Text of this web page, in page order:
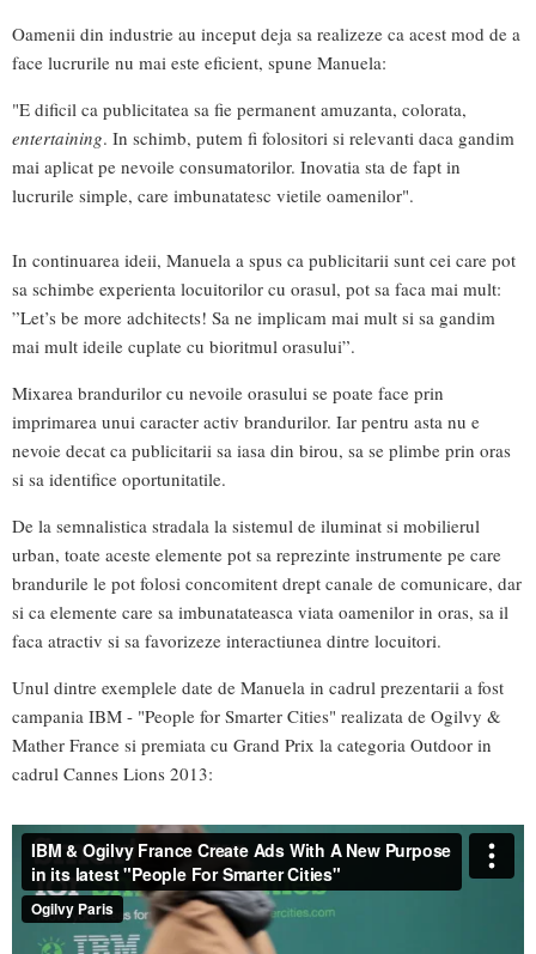
Oamenii din industrie au inceput deja sa realizeze ca acest mod de a
face lucrurile nu mai este eficient, spune Manuela:
"E dificil ca publicitatea sa fie permanent amuzanta, colorata,
entertaining. In schimb, putem fi folositori si relevanti daca gandim
mai aplicat pe nevoile consumatorilor. Inovatia sta de fapt in
lucrurile simple, care imbunatatesc vietile oamenilor".
In continuarea ideii, Manuela a spus ca publicitarii sunt cei care pot
sa schimbe experienta locuitorilor cu orasul, pot sa faca mai mult:
”Let’s be more adchitects! Sa ne implicam mai mult si sa gandim
mai mult ideile cuplate cu bioritmul orasului”.
Mixarea brandurilor cu nevoile orasului se poate face prin
imprimarea unui caracter activ brandurilor. Iar pentru asta nu e
nevoie decat ca publicitarii sa iasa din birou, sa se plimbe prin oras
si sa identifice oportunitatile.
De la semnalistica stradala la sistemul de iluminat si mobilierul
urban, toate aceste elemente pot sa reprezinte instrumente pe care
brandurile le pot folosi concomitent drept canale de comunicare, dar
si ca elemente care sa imbunatateasca viata oamenilor in oras, sa il
faca atractiv si sa favorizeze interactiunea dintre locuitori.
Unul dintre exemplele date de Manuela in cadrul prezentarii a fost
campania IBM - "People for Smarter Cities" realizata de Ogilvy &
Mather France si premiata cu Grand Prix la categoria Outdoor in
cadrul Cannes Lions 2013: